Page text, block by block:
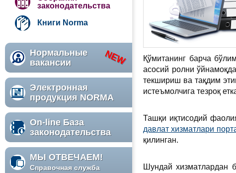
законодательства
Книги Norma
Нормальные
вакансии
Электронная
продукция NORMA
On-line База
законодательства
МЫ ОТВЕЧАЕМ!
Справочная служба
Қўмитанинг барча
асосий ролни
текшириш ва тақдим
истеъмолчига тезроқ
Ташқи иқтисодий
давлат хизматлари
қилинган.
Шундай хизматлардан